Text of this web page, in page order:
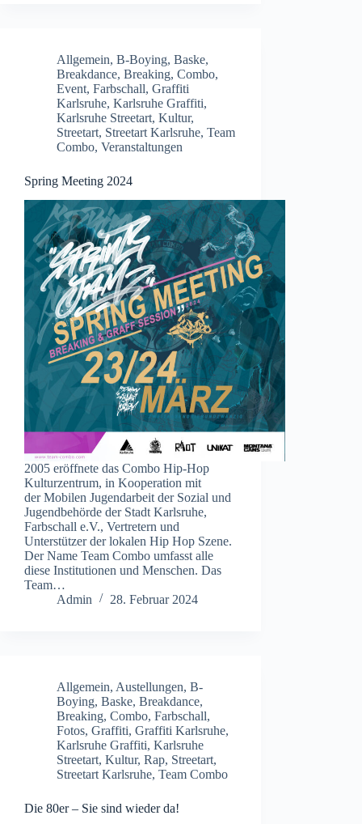
Allgemein, B-Boying, Baske,
Breakdance, Breaking, Combo,
Event, Farbschall, Graffiti
Karlsruhe, Karlsruhe Graffiti,
Karlsruhe Streetart, Kultur,
Streetart, Streetart Karlsruhe, Team
Combo, Veranstaltungen
Spring Meeting 2024
2005 eröffnete das Combo Hip-Hop
Kulturzentrum, in Kooperation mit
der Mobilen Jugendarbeit der Sozial und
Jugendbehörde der Stadt Karlsruhe,
Farbschall e.V., Vertretern und
Unterstützer der lokalen Hip Hop Szene.
Der Name Team Combo umfasst alle
diese Institutionen und Menschen. Das
Team…
Admin
28. Februar 2024
Allgemein, Austellungen, B-
Boying, Baske, Breakdance,
Breaking, Combo, Farbschall,
Fotos, Graffiti, Graffiti Karlsruhe,
Karlsruhe Graffiti, Karlsruhe
Streetart, Kultur, Rap, Streetart,
Streetart Karlsruhe, Team Combo
Die 80er – Sie sind wieder da!